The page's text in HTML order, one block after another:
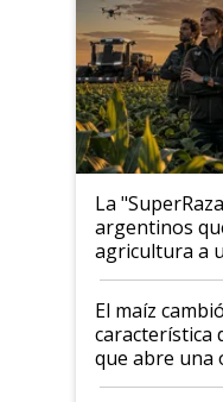
La
argentinos
agricultura a
posibilidades
infinitas"
El maíz
característica
que abre una
el lote